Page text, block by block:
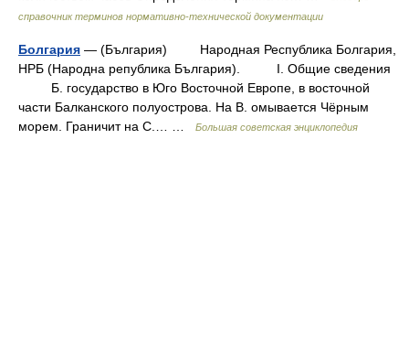
справочник терминов нормативно-технической документации
Болгария — (България) Народная Республика Болгария,
НРБ (Народна република България). I. Общие сведения
Б. государство в Юго Восточной Европе, в восточной
части Балканского полуострова. На В. омывается Чёрным
морем. Граничит на С.… …
Большая советская энциклопедия